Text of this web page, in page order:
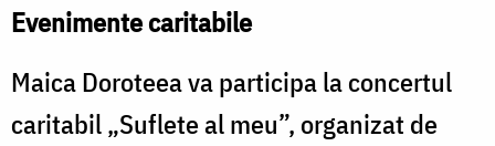
Evenimente caritabile
Maica Doroteea va participa la concertul
caritabil „Suflete al meu”, organizat de